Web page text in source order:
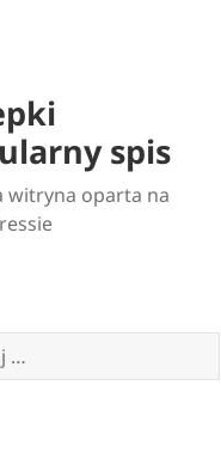
spis
witryna oparta na